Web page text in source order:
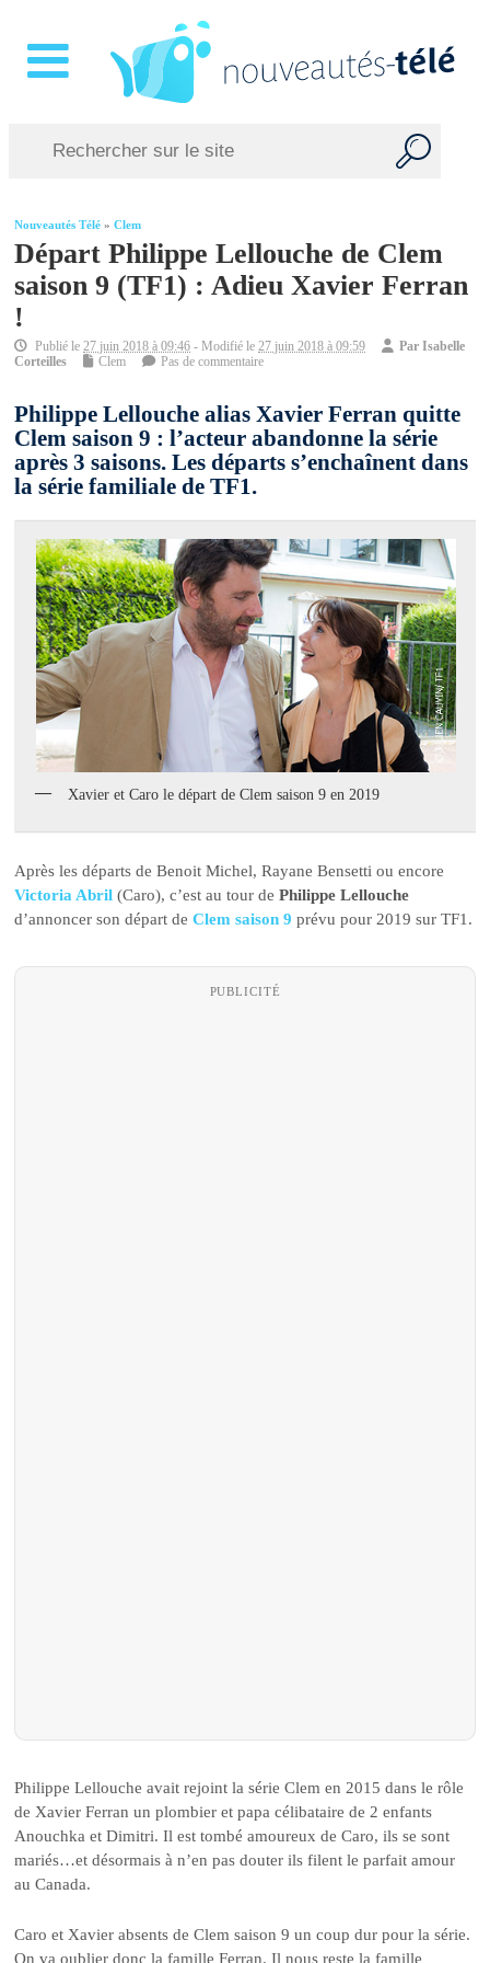
Nouveautés Télé »Clem
Départ Philippe Lellouche de Clem
saison 9 (TF1) : Adieu Xavier Ferran
!
Publié le27 juin 2018 à 09:46 - Modifié le27 juin 2018 à 09:59 ParIsabelle
Corteilles
Clem Pas de commentaire
Philippe Lellouche alias Xavier Ferran quitte
Clem saison 9 : l’acteur abandonne la série
après 3 saisons. Les départs s’enchaînent dans
la série familiale de TF1.
Xavier et Caro le départ de Clem saison 9 en 2019
Après les départs de Benoit Michel, Rayane Bensetti ou encore
Victoria Abril (Caro), c’est au tour dePhilippe Lellouche
d’annoncer son départ deClem saison 9 prévu pour 2019 sur TF1.
PUBLICITÉ
Philippe Lellouche avait rejoint la série Clem en 2015 dans le rôle
de Xavier Ferran un plombier et papa célibataire de 2 enfants
Anouchka et Dimitri. Il est tombé amoureux de Caro, ils se sont
mariés…et désormais à n’en pas douter ils filent le parfait amour
au Canada.
Caro et Xavier absents de Clem saison 9 un coup dur pour la série.
On va oublier donc la famille Ferran. Il nous reste la famille